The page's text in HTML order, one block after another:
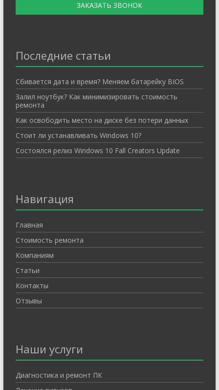
ЗАКАЗАТЬ ЗВОНОК
Последние статьи
Cбивается дата и время? Меняем батарейку BIOS
Залил ноутбук? Как минимизировать стоимость
ремонта
Как освободить место на диске без потери данных
Стоит ли устанавливать Windows 10?
Состоялся релиз Windows 10 Fall Creators Update
Навигация
Главная
Стоимость ремонта
Компаниям
Статьи
Контакты
Отзывы
Наши услуги
Диагностика и ремонт ПК